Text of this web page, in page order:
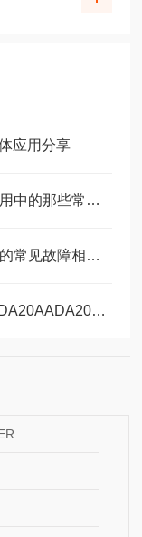
应用分享
干货分享：THK直线导轨滚珠丝杠使用中的那些常见故障与解决技巧
一文与您分享THK直线导轨滚珠丝杠的常见故障相应解决方法
汉江直线导轨螺纹孔型滑块DA15AADA20AADA20AAL